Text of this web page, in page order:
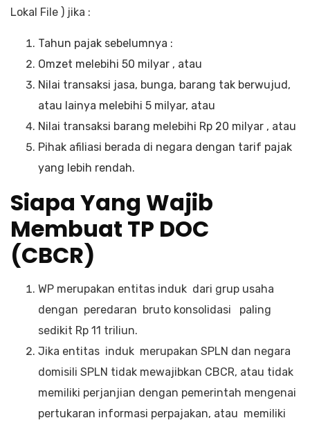
Lokal File ) jika :
Tahun pajak sebelumnya :
Omzet melebihi 50 milyar , atau
Nilai transaksi jasa, bunga, barang tak berwujud,
atau lainya melebihi 5 milyar, atau
Nilai transaksi barang melebihi Rp 20 milyar , atau
Pihak afiliasi berada di negara dengan tarif pajak
yang lebih rendah.
Siapa Yang Wajib
Membuat TP DOC
(CBCR)
WP merupakan entitas induk dari grup usaha
dengan peredaran bruto konsolidasi paling
sedikit Rp 11 triliun.
Jika entitas induk merupakan SPLN dan negara
domisili SPLN tidak mewajibkan CBCR, atau tidak
memiliki perjanjian dengan pemerintah mengenai
pertukaran informasi perpajakan, atau memiliki